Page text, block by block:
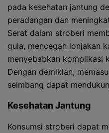
pada kesehatan jantung
peradangan dan
Serat dalam stroberi
gula, mencegah lonjakan
menyebabkan komplikasi
Dengan demikian,
seimbang dapat
Kesehatan Jantung
Konsumsi stroberi dapat